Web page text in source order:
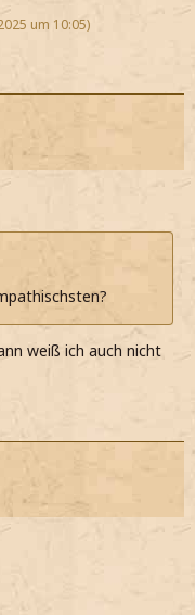
um 10:05)
weiß ich auch nicht